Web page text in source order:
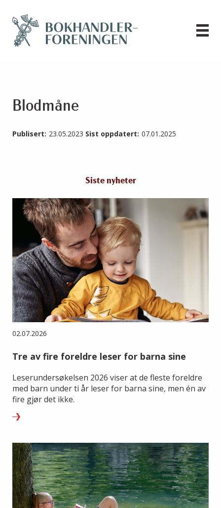
Blodmåne
Publisert: 23.05.2023 Sist oppdatert: 07.01.2025
Siste nyheter
02.07.2026
Tre av fire foreldre leser for barna sine
Leserundersøkelsen 2026 viser at de fleste foreldre
med barn under ti år leser for barna sine, men én av
fire gjør det ikke.